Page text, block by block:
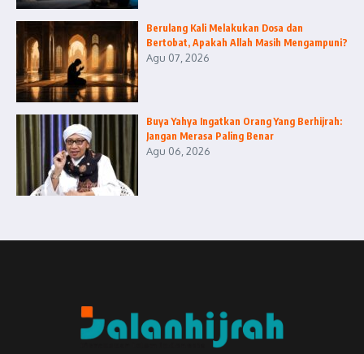
Berulang Kali Melakukan Dosa dan
Bertobat, Apakah Allah Masih Mengampuni?
Agu 07, 2026
Buya Yahya Ingatkan Orang Yang Berhijrah:
Jangan Merasa Paling Benar
Agu 06, 2026